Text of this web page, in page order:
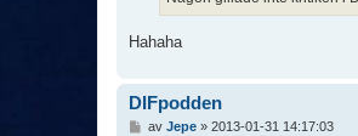
Hahaha
DIFpodden
av Jepe» 2013-01-31 14:17:03